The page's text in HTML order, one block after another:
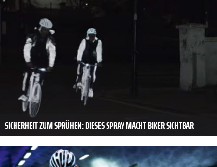
SICHERHEIT ZUM SPRÜHEN: DIESES SPRAY MACHT BIKER SICHTBAR